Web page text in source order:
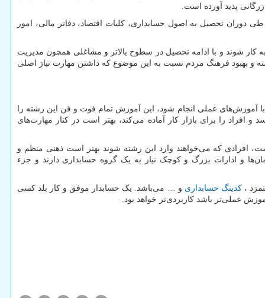
پدید آورده است.
دوران تحصیل به اصول حسابداری، کلیات اقتصاد، دفاتر مالی، امور
کار شوند و با ادامه تحصیل در سطوح بالاتر و مشاغلی همچون مدیریت
و بهبود فرهنگ مردم نسبت به این موضوع که داشتن مهارت نیاز اصلی
آموزش‌های عملی انجام شود، این آموزش تمام فوت و فن این رشته را
و افراد را برای بازار کار آماده می‌کند، بهتر است در کنار مهارت‌های
افرادی که می‌خواهند وارد این رشته شوند بهتر است ذهنی منظم و
و ادارات بزرگ و کوچک نیاز به یک گروه حسابداری دارند و جزء
،کدینگ حسابداری و … می‌باشد. یک حسابدار موفق و کار بلد کسی
عملی‌تر باشد کاربردی‌تر خواهد بود.